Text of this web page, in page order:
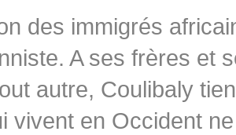
des immigrés
A ses frères et
autre, Coulibaly
vivent en Occident